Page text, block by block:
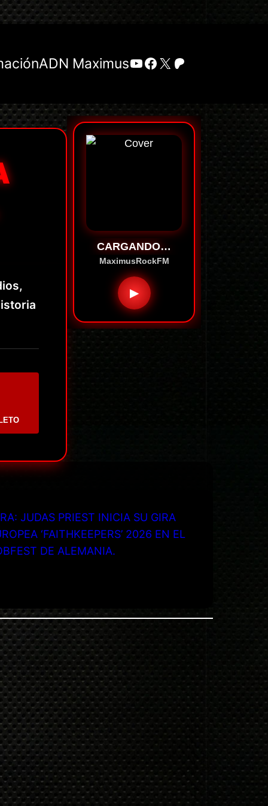
ADN MaximusYouTube
Facebook
X Patreon
CARGANDO…
MaximusRockFM
▶
JUDAS PRIEST INICIA SU GIRA
‘FAITHKEEPERS’ 2026 EN EL
DE ALEMANIA.